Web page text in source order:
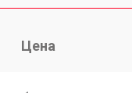
Цена